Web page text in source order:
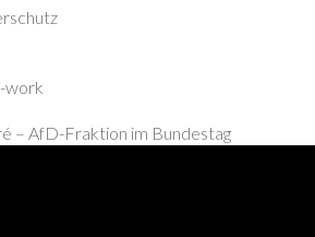
work
– AfD-Fraktion im Bundestag